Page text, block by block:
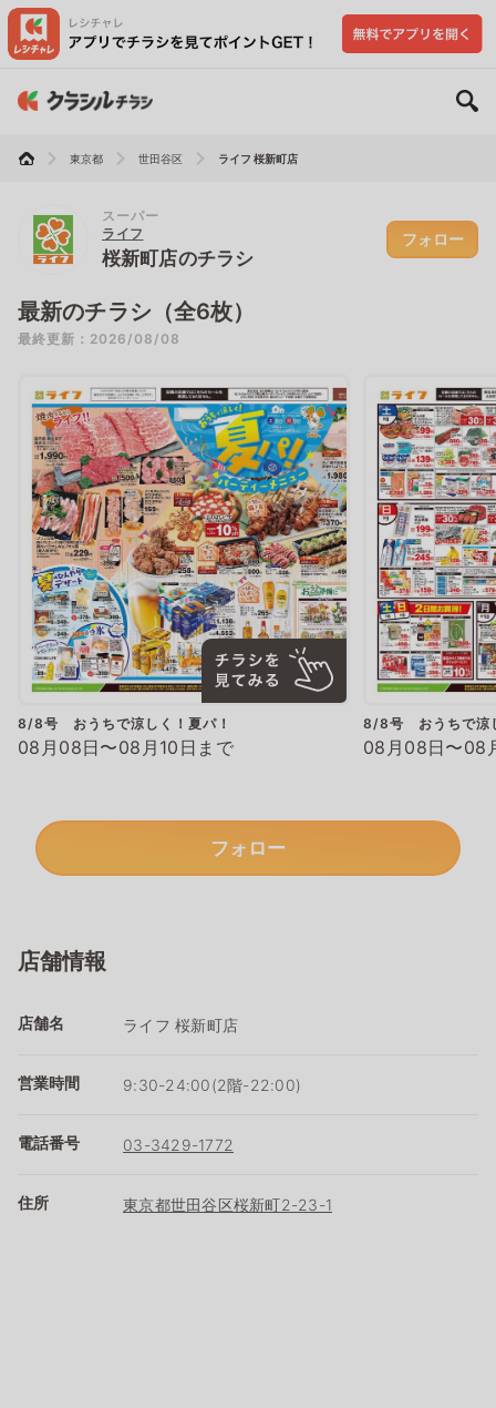
東京都 世田谷区 ライフ 桜新町店
スーパー
ライフ
桜新町店のチラシ
フォロー
最新のチラシ（全6枚）
最終更新：2026/08/08
8/8号 おうちで涼しく！夏パ！
08月08日〜08月10日まで
8/8号 おうちで涼
08月08日〜08
フォロー
店舗情報
店舗名 ライフ 桜新町店
営業時間 9:30-24:00(2階-22:00)
電話番号 03-3429-1772
住所 東京都世田谷区桜新町2-23-1